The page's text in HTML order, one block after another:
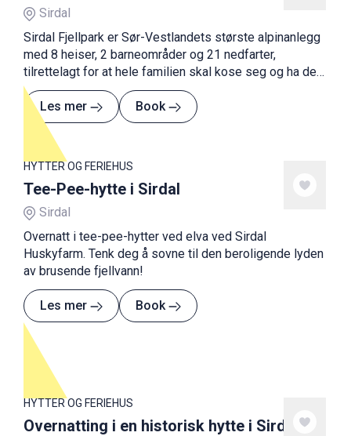
Sirdal
Sirdal Fjellpark er Sør-Vestlandets største alpinanlegg
med 8 heiser, 2 barneområder og 21 nedfarter,
tilrettelagt for at hele familien skal kose seg og ha det
gøy.
Les mer
Book
HYTTER OG FERIEHUS
Tee-Pee-hytte i Sirdal
Sirdal
Overnatt i tee-pee-hytter ved elva ved Sirdal
Huskyfarm. Tenk deg å sovne til den beroligende lyden
av brusende fjellvann!
Les mer Book
HYTTER OG FERIEHUS
Overnatting i en historisk hytte i Sirdal